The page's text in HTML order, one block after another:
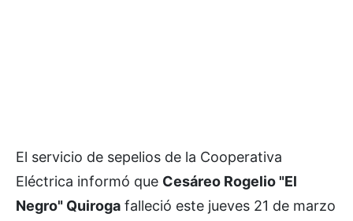
El servicio de sepelios de la Cooperativa
Eléctrica informó que Cesáreo Rogelio "El
Negro" Quiroga falleció este jueves 21 de marzo